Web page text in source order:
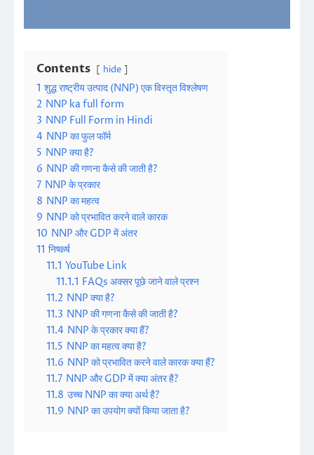
Contents hide
1 शुद्ध राष्ट्रीय उत्पाद (NNP) एक विस्तृत विश्लेषण
2 NNP ka full form
3 NNP Full Form in Hindi
4 NNP का फुल फॉर्म
5 NNP क्या है?
6 NNP की गणना कैसे की जाती है?
7 NNP के प्रकार
8 NNP का महत्व
9 NNP को प्रभावित करने वाले कारक
10 NNP और GDP में अंतर
11 निष्कर्ष
11.1 YouTube Link
11.1.1 FAQs अक्सर पूछे जाने वाले प्रश्न
11.2 NNP क्या है?
11.3 NNP की गणना कैसे की जाती है?
11.4 NNP के प्रकार क्या हैं?
11.5 NNP का महत्व क्या है?
11.6 NNP को प्रभावित करने वाले कारक क्या हैं?
11.7 NNP और GDP में क्या अंतर है?
11.8 उच्च NNP का क्या अर्थ है?
11.9 NNP का उपयोग क्यों किया जाता है?